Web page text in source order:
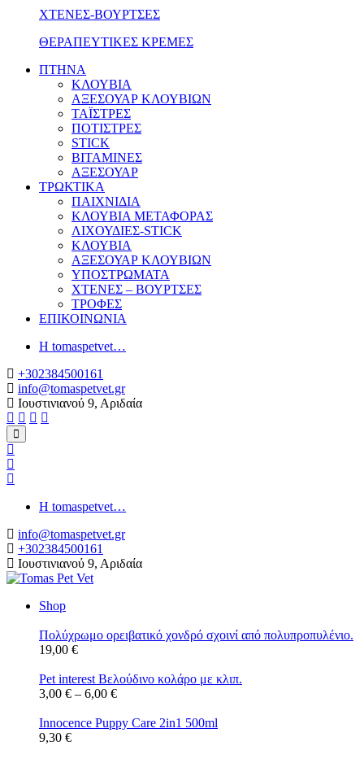
ΧΤΕΝΕΣ-ΒΟΥΡΤΣΕΣ
ΘΕΡΑΠΕΥΤΙΚΕΣ ΚΡΕΜΕΣ
ΠΤΗΝΑ
ΚΛΟΥΒΙΑ
ΑΞΕΣΟΥΑΡ ΚΛΟΥΒΙΩΝ
ΤΑΪΣΤΡΕΣ
ΠΟΤΙΣΤΡΕΣ
STICK
ΒΙΤΑΜΙΝΕΣ
ΑΞΕΣΟΥΑΡ
ΤΡΩΚΤΙΚΑ
ΠΑΙΧΝΙΔΙΑ
ΚΛΟΥΒΙΑ ΜΕΤΑΦΟΡΑΣ
ΛΙΧΟΥΔΙΕΣ-STICK
ΚΛΟΥΒΙΑ
ΑΞΕΣΟΥΑΡ ΚΛΟΥΒΙΩΝ
ΥΠΟΣΤΡΩΜΑΤΑ
ΧΤΕΝΕΣ – ΒΟΥΡΤΣΕΣ
ΤΡΟΦΕΣ
ΕΠΙΚΟΙΝΩΝΙΑ
Η tomaspetvet…
+302384500161
info@tomaspetvet.gr
Ιουστινιανού 9, Αριδαία
Η tomaspetvet…
info@tomaspetvet.gr
+302384500161
Ιουστινιανού 9, Αριδαία
Shop
Πολύχρωμο ορειβατικό χονδρό σχοινί από πολυπροπυλένιο.
19,00 €
Pet interest Βελούδινο κολάρο με κλιπ.
3,00 € – 6,00 €
Innocence Puppy Care 2in1 500ml
9,30 €